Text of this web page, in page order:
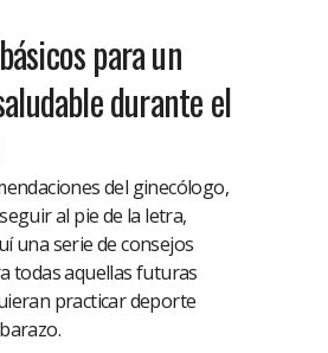
para un
durante el
del ginecólogo,
al pie de la letra,
una serie de consejos
todas aquellas futuras
practicar deporte